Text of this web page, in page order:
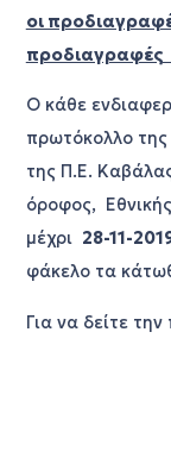
οι
προδιαγραφές
Ο κάθε
πρωτόκολλο
της Π.Ε.
όροφος,
μέχρι 28-11-
φάκελο τα
Για να δείτε